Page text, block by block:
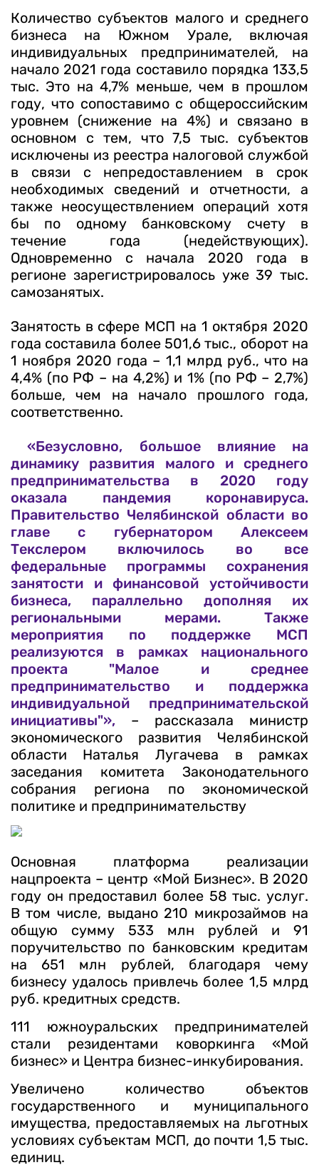
Количество субъектов малого и среднего
бизнеса на Южном Урале, включая
индивидуальных предпринимателей, на
начало 2021 года составило порядка 133,5
тыс. Это на 4,7% меньше, чем в прошлом
году, что сопоставимо с общероссийским
уровнем (снижение на 4%) и связано в
основном с тем, что 7,5 тыс. субъектов
исключены из реестра налоговой службой
в связи с непредоставлением в срок
необходимых сведений и отчетности, а
также неосуществлением операций хотя
бы по одному банковскому счету в
течение года (недействующих).
Одновременно с начала 2020 года в
регионе зарегистрировалось уже 39 тыс.
самозанятых.
Занятость в сфере МСП на 1 октября 2020
года составила более 501,6 тыс., оборот на
1 ноября 2020 года – 1,1 млрд руб., что на
4,4% (по РФ – на 4,2%) и 1% (по РФ – 2,7%)
больше, чем на начало прошлого года,
соответственно.
«Безусловно, большое влияние на
динамику развития малого и среднего
предпринимательства в 2020 году
оказала пандемия коронавируса.
Правительство Челябинской области во
главе с губернатором Алексеем
Текслером включилось во все
федеральные программы сохранения
занятости и финансовой устойчивости
бизнеса, параллельно дополняя их
региональными мерами. Также
мероприятия по поддержке МСП
реализуются в рамках национального
проекта "Малое и среднее
предпринимательство и поддержка
индивидуальной предпринимательской
инициативы"»,– рассказала министр
экономического развития Челябинской
области Наталья Лугачева в рамках
заседания комитета Законодательного
собрания региона по экономической
политике и предпринимательству
Основная платформа реализации
нацпроекта – центр «Мой Бизнес». В 2020
году он предоставил более 58 тыс. услуг.
В том числе, выдано 210 микрозаймов на
общую сумму 533 млн рублей и 91
поручительство по банковским кредитам
на 651 млн рублей, благодаря чему
бизнесу удалось привлечь более 1,5 млрд
руб. кредитных средств.
111 южноуральских предпринимателей
стали резидентами коворкинга «Мой
бизнес» и Центра бизнес-инкубирования.
Увеличено количество объектов
государственного и муниципального
имущества, предоставляемых на льготных
условиях субъектам МСП, до почти 1,5 тыс.
единиц.